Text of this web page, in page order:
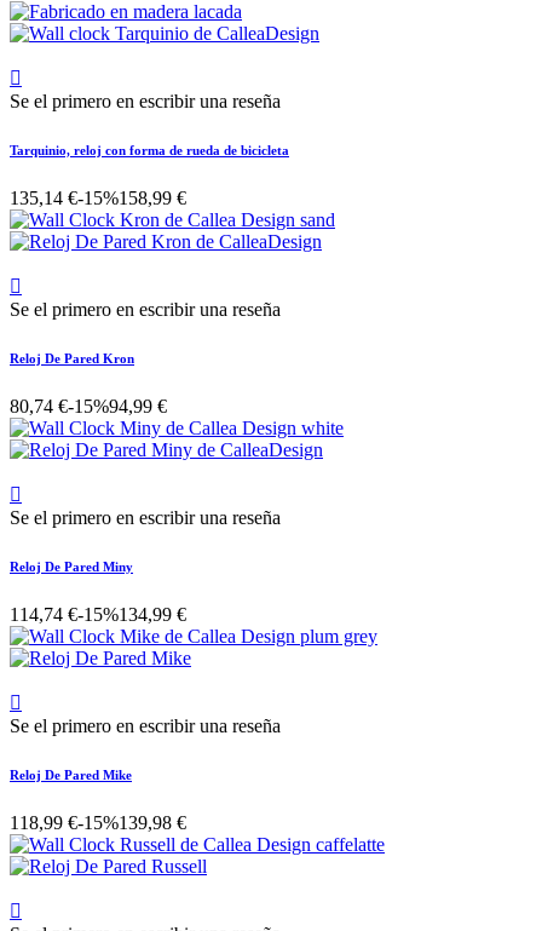

Se el primero en escribir una reseña
Tarquinio, reloj con forma de rueda de bicicleta
135,14 €-15%158,99 €

Se el primero en escribir una reseña
Reloj De Pared Kron
80,74 €-15%94,99 €

Se el primero en escribir una reseña
Reloj De Pared Miny
114,74 €-15%134,99 €

Se el primero en escribir una reseña
Reloj De Pared Mike
118,99 €-15%139,98 €
